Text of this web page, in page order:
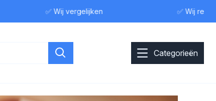
✅ Wij vergelijken ✅ Wij reviewen
Categorieën